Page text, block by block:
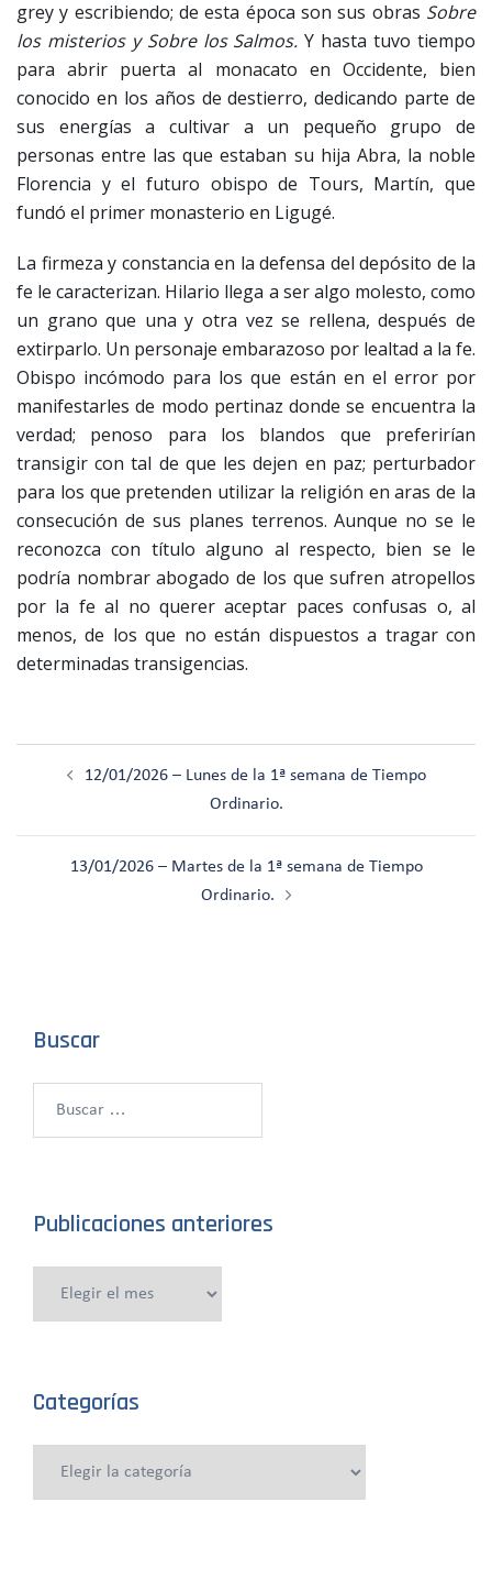
grey y escribiendo; de esta época son sus obras Sobre
los misterios y Sobre los Salmos. Y hasta tuvo tiempo
para abrir puerta al monacato en Occidente, bien
conocido en los años de destierro, dedicando parte de
sus energías a cultivar a un pequeño grupo de
personas entre las que estaban su hija Abra, la noble
Florencia y el futuro obispo de Tours, Martín, que
fundó el primer monasterio en Ligugé.
La firmeza y constancia en la defensa del depósito de la
fe le caracterizan. Hilario llega a ser algo molesto, como
un grano que una y otra vez se rellena, después de
extirparlo. Un personaje embarazoso por lealtad a la fe.
Obispo incómodo para los que están en el error por
manifestarles de modo pertinaz donde se encuentra la
verdad; penoso para los blandos que preferirían
transigir con tal de que les dejen en paz; perturbador
para los que pretenden utilizar la religión en aras de la
consecución de sus planes terrenos. Aunque no se le
reconozca con título alguno al respecto, bien se le
podría nombrar abogado de los que sufren atropellos
por la fe al no querer aceptar paces confusas o, al
menos, de los que no están dispuestos a tragar con
determinadas transigencias.
12/01/2026 – Lunes de la 1ª semana de Tiempo
Ordinario.
13/01/2026 – Martes de la 1ª semana de Tiempo
Ordinario.
Buscar
Publicaciones anteriores
Categorías